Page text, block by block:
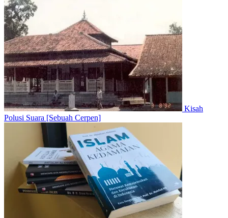
Kisah
Polusi Suara [Sebuah Cerpen]